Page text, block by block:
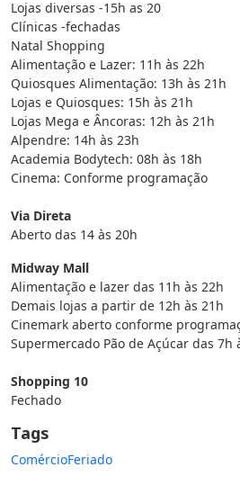
Lojas diversas -15h as 20
Clínicas -fechadas
Natal Shopping
Alimentação e Lazer: 11h às 22h
Quiosques Alimentação: 13h às 21h
Lojas e Quiosques: 15h às 21h
Lojas Mega e Âncoras: 12h às 21h
Alpendre: 14h às 23h
Academia Bodytech: 08h às 18h
Cinema: Conforme programação
Via Direta
Aberto das 14 às 20h
Midway Mall
Alimentação e lazer das 11h às 22h
Demais lojas a partir de 12h às 21h
Cinemark aberto conforme
Supermercado Pão de Açúcar das 7h
Shopping 10
Fechado
Tags
ComércioFeriado